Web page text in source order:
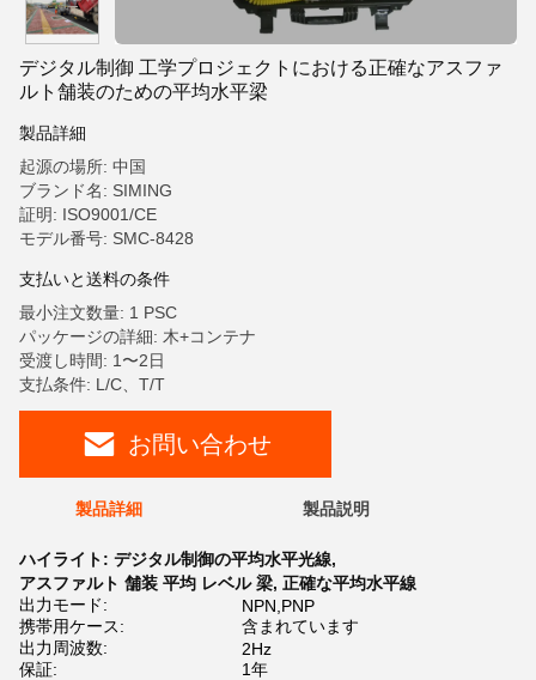
デジタル制御 工学プロジェクトにおける正確なアスファ
ルト舗装のための平均水平梁
製品詳細
起源の場所: 中国
ブランド名: SIMING
証明: ISO9001/CE
モデル番号: SMC-8428
支払いと送料の条件
最小注文数量: 1 PSC
パッケージの詳細: 木+コンテナ
受渡し時間: 1〜2日
支払条件: L/C、T/T
お問い合わせ
製品詳細 製品説明
ハイライト: デジタル制御の平均水平光線,
アスファルト 舗装 平均 レベル 梁, 正確な平均水平線
出力モード:
NPN,PNP
携帯用ケース:
含まれています
出力周波数:
2Hz
保証:
1年